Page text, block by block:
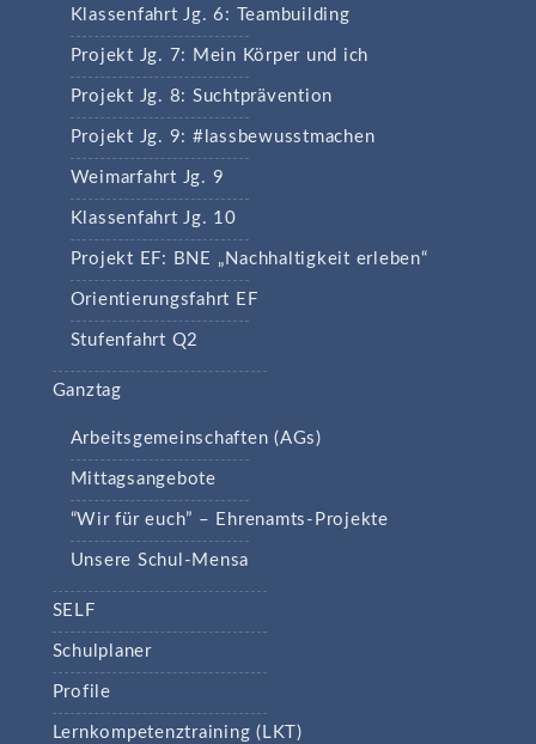
Klassenfahrt Jg. 6: Teambuilding
Projekt Jg. 7: Mein Körper und ich
Projekt Jg. 8: Suchtprävention
Projekt Jg. 9: #lassbewusstmachen
Weimarfahrt Jg. 9
Klassenfahrt Jg. 10
Projekt EF: BNE „Nachhaltigkeit erleben“
Orientierungsfahrt EF
Stufenfahrt Q2
Ganztag
Arbeitsgemeinschaften (AGs)
Mittagsangebote
“Wir für euch” – Ehrenamts-Projekte
Unsere Schul-Mensa
SELF
Schulplaner
Profile
Lernkompetenztraining (LKT)